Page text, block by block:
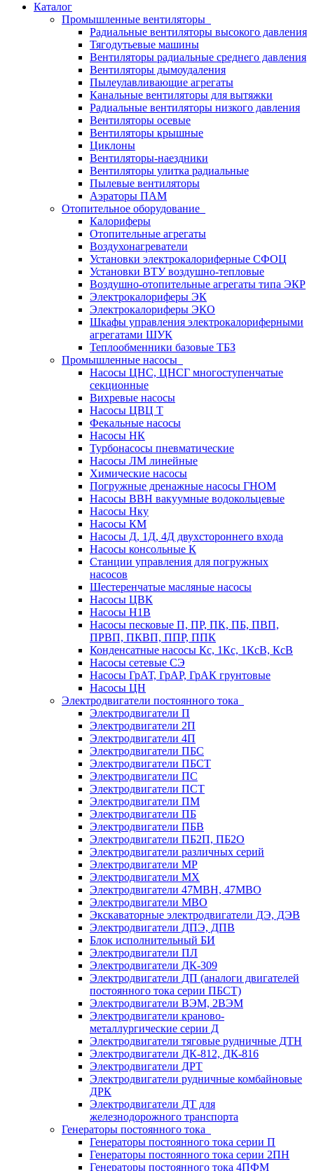
Каталог
Промышленные вентиляторы
Радиальные вентиляторы высокого давления
Тягодутьевые машины
Вентиляторы радиальные среднего давления
Вентиляторы дымоудаления
Пылеулавливающие агрегаты
Канальные вентиляторы для вытяжки
Радиальные вентиляторы низкого давления
Вентиляторы осевые
Вентиляторы крышные
Циклоны
Вентиляторы-наездники
Вентиляторы улитка радиальные
Пылевые вентиляторы
Аэраторы ПАМ
Отопительное оборудование
Калориферы
Отопительные агрегаты
Воздухонагреватели
Установки электрокалориферные СФОЦ
Установки ВТУ воздушно-тепловые
Воздушно-отопительные агрегаты типа ЭКР
Электрокалориферы ЭК
Электрокалориферы ЭКО
Шкафы управления электрокалориферными
агрегатами ШУК
Теплообменники базовые ТБЗ
Промышленные насосы
Насосы ЦНС, ЦНСГ многоступенчатые
секционные
Вихревые насосы
Насосы ЦВЦ Т
Фекальные насосы
Насосы НК
Турбонасосы пневматические
Насосы ЛМ линейные
Химические насосы
Погружные дренажные насосы ГНОМ
Насосы ВВН вакуумные водокольцевые
Насосы Нку
Насосы КМ
Насосы Д, 1Д, 4Д двухстороннего входа
Насосы консольные К
Станции управления для погружных
насосов
Шестеренчатые масляные насосы
Насосы ЦВК
Насосы Н1В
Насосы песковые П, ПР, ПК, ПБ, ПВП,
ПРВП, ПКВП, ППР, ППК
Конденсатные насосы Кс, 1Кс, 1КсВ, КсВ
Насосы сетевые СЭ
Насосы ГрАТ, ГрАР, ГрАК грунтовые
Насосы ЦН
Электродвигатели постоянного тока
Электродвигатели П
Электродвигатели 2П
Электродвигатели 4П
Электродвигатели ПБС
Электродвигатели ПБСТ
Электродвигатели ПС
Электродвигатели ПСТ
Электродвигатели ПМ
Электродвигатели ПБ
Электродвигатели ПБВ
Электродвигатели ПБ2П, ПБ2О
Электродвигатели различных серий
Электродвигатели МР
Электродвигатели MX
Электродвигатели 47MBH, 47МВО
Электродвигатели MBO
Экскаваторные электродвигатели ДЭ, ДЭВ
Электродвигатели ДПЭ, ДПВ
Блок исполнительный БИ
Электродвигатели ПЛ
Электродвигатели ДК-309
Электродвигатели ДП (аналоги двигателей
постоянного тока серии ПБСТ)
Электродвигатели ВЭМ, 2ВЭМ
Электродвигатели краново-
металлургические серии Д
Электродвигатели тяговые рудничные ДТН
Электродвигатели ДК-812, ДК-816
Электродвигатели ДРТ
Электродвигатели рудничные комбайновые
ДРК
Электродвигатели ДТ для
железнодорожного транспорта
Генераторы постоянного тока
Генераторы постоянного тока серии П
Генераторы постоянного тока серии 2ПН
Генераторы постоянного тока 4ПФМ